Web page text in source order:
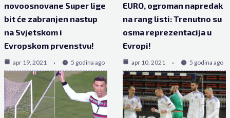
novoosnovane Super lige
bit će zabranjen nastup
na Svjetskom i
Evropskom prvenstvu!
apr 19, 2021 5 godina ago
EURO, ogroman napredak
na rang listi: Trenutno su
osma reprezentacija u
Evropi!
apr 10, 2021 5 godina ago